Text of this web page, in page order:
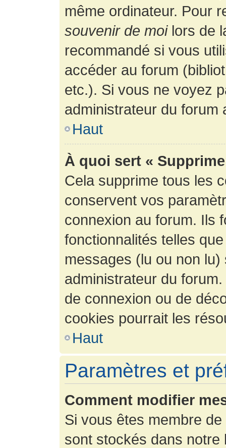
même ordinateur. Pour
souvenir de moilors de
recommandé si vous
accéder au forum
etc.). Si vous ne voyez
administrateur du forum
Haut
À quoi sert «
Cela supprime tous les
conservent vos
connexion au forum. Ils
fonctionnalités telles
messages (lu ou non
administrateur du
de connexion ou de
cookies pourrait les
Haut
Paramètres et
Comment modifier
Si vous êtes membre
sont stockés dans